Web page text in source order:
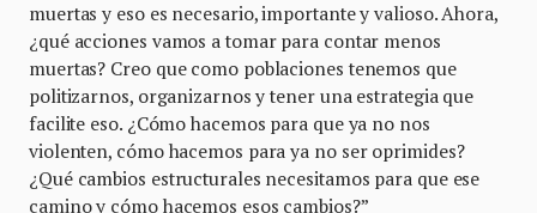
muertas y eso es necesario, importante y valioso. Ahora,
¿qué acciones vamos a tomar para contar menos
muertas? Creo que como poblaciones tenemos que
politizarnos, organizarnos y tener una estrategia que
facilite eso. ¿Cómo hacemos para que ya no nos
violenten, cómo hacemos para ya no ser oprimides?
¿Qué cambios estructurales necesitamos para que ese
camino y cómo hacemos esos cambios?”